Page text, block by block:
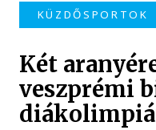
KÜZDŐSPORTOK
Két
veszprémi